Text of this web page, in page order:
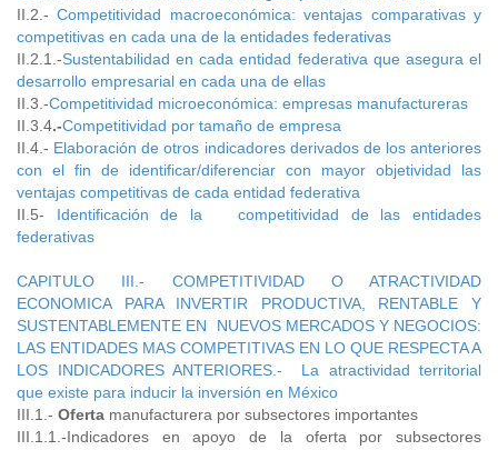
II.2.-Competitividad macroeconómica: ventajas comparativas y
competitivas en cada una de la entidades federativas
II.2.1.-Sustentabilidad en cada entidad federativa que asegura el
desarrollo empresarial en cada una de ellas
II.3.-Competitividad microeconómica: empresas manufactureras
II.3.4.-Competitividad por tamaño de empresa
II.4.- Elaboración de otros indicadores derivados de los anteriores
con el fin de identificar/diferenciar con mayor objetividad las
ventajas competitivas de cada entidad federativa
II.5- Identificación de la competitividad
de las entidades
federativas
CAPITULO III.- COMPETITIVIDAD O ATRACTIVIDAD
ECONOMICA PARA INVERTIR PRODUCTIVA, RENTABLE Y
SUSTENTABLEMENTE EN NUEVOS MERCADOS Y NEGOCIOS:
LAS ENTIDADES MAS COMPETITIVAS EN LO QUE RESPECTA A
LOS INDICADORES ANTERIORES.- La atractividad territorial
que existe para inducir la inversión en México
III.1.- Oferta manufacturera por subsectores importantes
III.1.1.-Indicadores en apoyo de la oferta por subsectores